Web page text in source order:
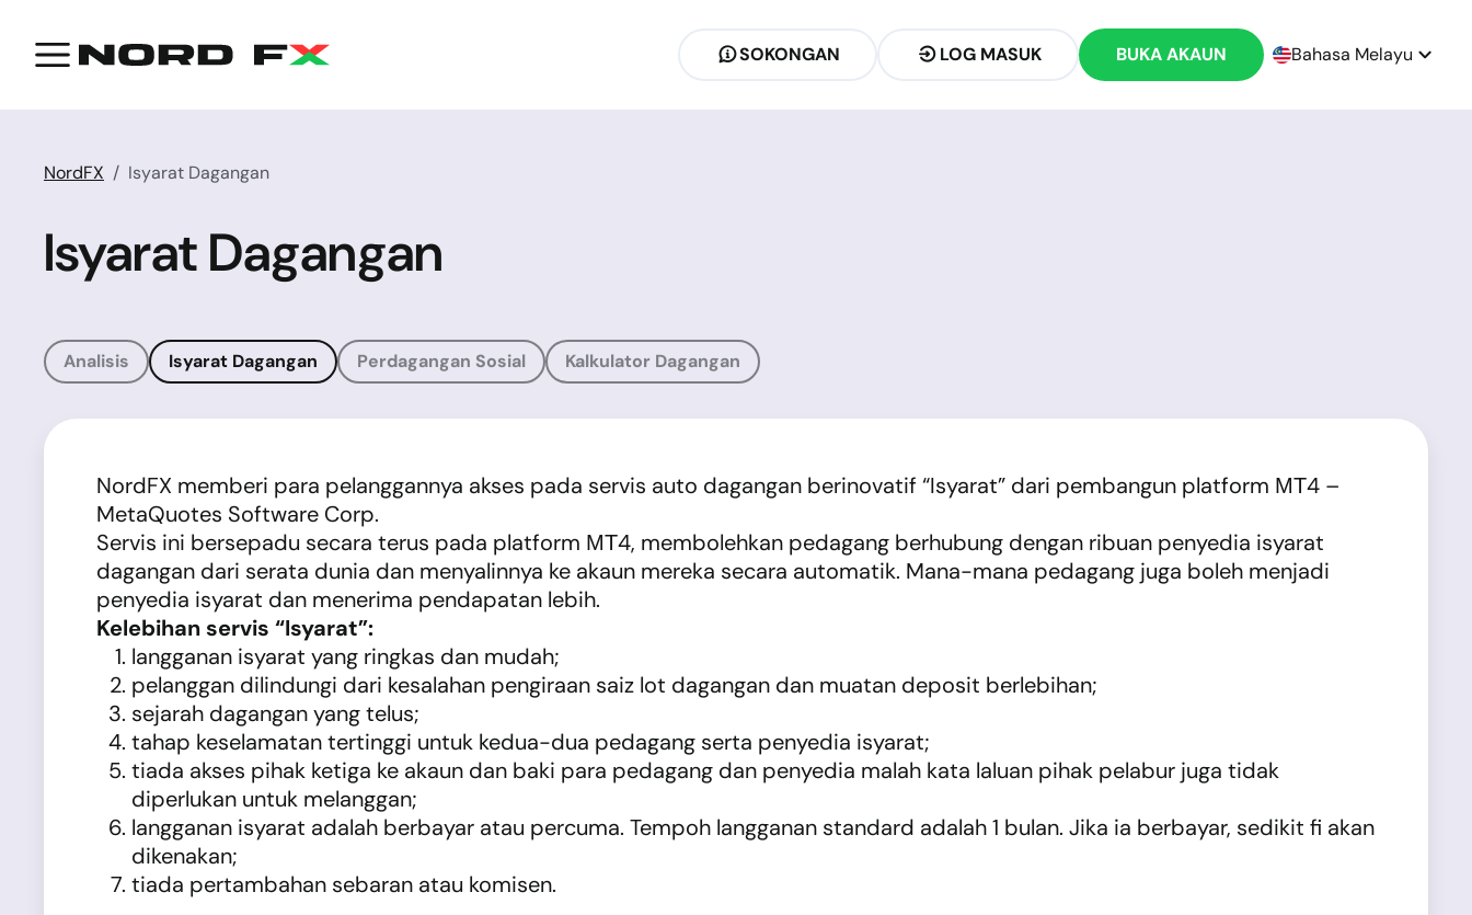
SOKONGAN LOG MASUK BUKA AKAUN Bahasa Melayu
NordFX Isyarat Dagangan
Isyarat Dagangan
Analisis Isyarat Dagangan Perdagangan Sosial Kalkulator Dagangan
NordFX memberi para pelanggannya akses pada servis auto dagangan berinovatif “Isyarat” dari pembangun platform МТ4 –
MetaQuotes Software Corp.
Servis ini bersepadu secara terus pada platform МТ4, membolehkan pedagang berhubung dengan ribuan penyedia isyarat
dagangan dari serata dunia dan menyalinnya ke akaun mereka secara automatik. Mana-mana pedagang juga boleh menjadi
penyedia isyarat dan menerima pendapatan lebih.
Kelebihan servis “Isyarat”:
langganan isyarat yang ringkas dan mudah;
pelanggan dilindungi dari kesalahan pengiraan saiz lot dagangan dan muatan deposit berlebihan;
sejarah dagangan yang telus;
tahap keselamatan tertinggi untuk kedua-dua pedagang serta penyedia isyarat;
tiada akses pihak ketiga ke akaun dan baki para pedagang dan penyedia malah kata laluan pihak pelabur juga tidak
diperlukan untuk melanggan;
langganan isyarat adalah berbayar atau percuma. Tempoh langganan standard adalah 1 bulan. Jika ia berbayar, sedikit fi akan
dikenakan;
tiada pertambahan sebaran atau komisen.